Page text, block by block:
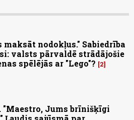
maksāt nodokļus." Sabiedrība
valsts pārvaldē strādājošie
spēlējās ar "Lego"?
2
"Maestro, Jums brīnišķīgi